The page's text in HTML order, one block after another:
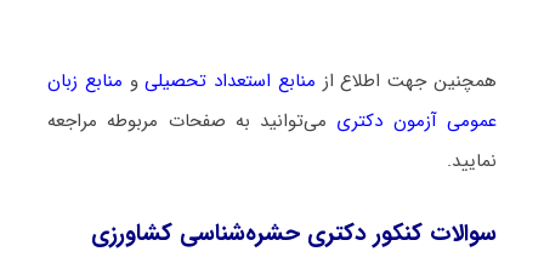
همچنین جهت اطلاع از منابع استعداد تحصیلیو منابع زبان
عمومی آزمون دکتری می‌توانید به صفحات مربوطه مراجعه
نمایید.
سوالات کنکور دکتری حشره‌شناسی کشاورزی